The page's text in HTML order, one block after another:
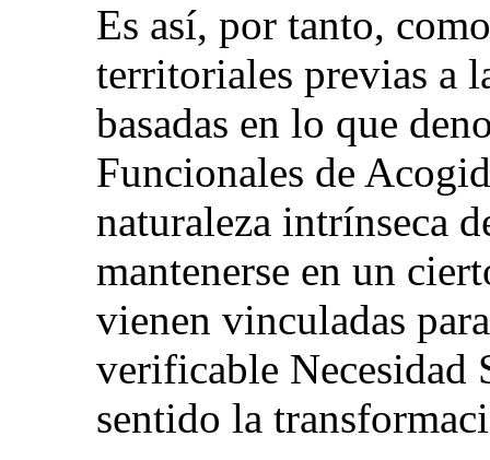
Es así, por tanto,
territoriales previas a
basadas en lo que
Funcionales de
naturaleza intrínseca
mantenerse en un
vienen vinculadas
verificable Necesidad
sentido la